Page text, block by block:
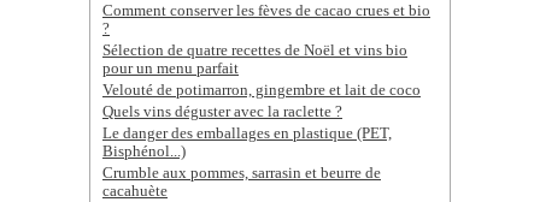
Comment conserver les fèves de cacao crues et bio
?
Sélection de quatre recettes de Noël et vins bio
pour un menu parfait
Velouté de potimarron, gingembre et lait de coco
Quels vins déguster avec la raclette ?
Le danger des emballages en plastique (PET,
Bisphénol...)
Crumble aux pommes, sarrasin et beurre de
cacahuète